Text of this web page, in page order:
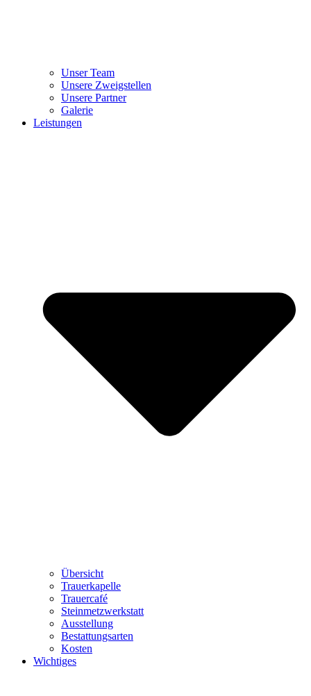
Unser Team
Unsere Zweigstellen
Unsere Partner
Galerie
Leistungen
Übersicht
Trauerkapelle
Trauercafé
Steinmetzwerkstatt
Ausstellung
Bestattungsarten
Kosten
Wichtiges